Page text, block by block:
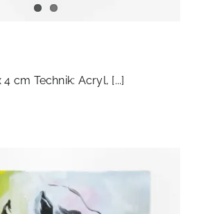
cm Technik: Acryl, [...]